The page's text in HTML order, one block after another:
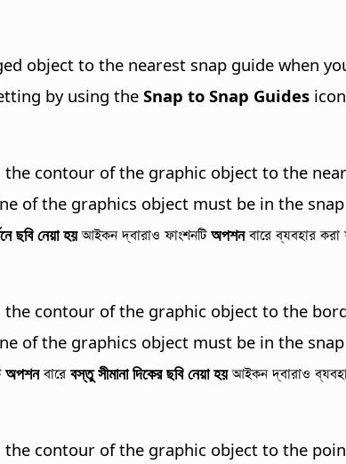
object to the nearest snap guide when
by using the Snap to Snap Guides
contour of the graphic object to the
of the graphics object must be in the
ছবি নেয়া হয়আইকন দ্বারাও ফাংশনটিঅপশনবারে ব্যবহার করা
the contour of the graphic object to the
of the graphics object must be in the
অপশনবারেবস্তু সীমানা দিকের ছবি নেয়া হয়আইকন দ্বারাও
the contour of the graphic object to the